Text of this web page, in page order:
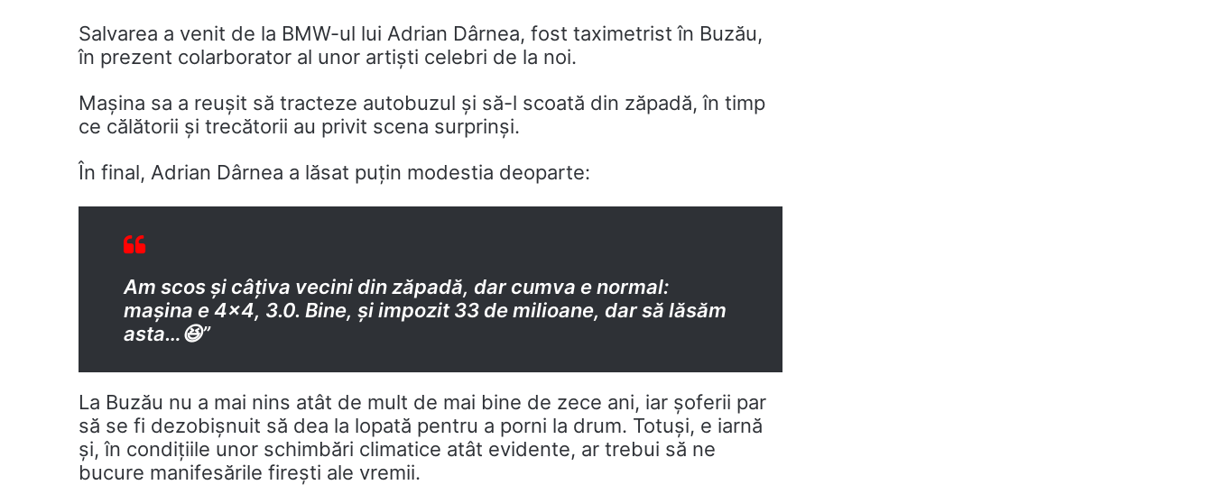
Salvarea a venit de la BMW-ul lui Adrian Dârnea, fost taximetrist în Buzău,
în prezent colarborator al unor artiști celebri de la noi.
Mașina sa a reușit să tracteze autobuzul și să-l scoată din zăpadă, în timp
ce călătorii și trecătorii au privit scena surprinși.
În final, Adrian Dârnea a lăsat puțin modestia deoparte:
Am scos și câțiva vecini din zăpadă, dar cumva e normal:
mașina e 4×4, 3.0. Bine, și impozit 33 de milioane, dar să lăsăm
asta…😆”
La Buzău nu a mai nins atât de mult de mai bine de zece ani, iar șoferii par
să se fi dezobișnuit să dea la lopată pentru a porni la drum. Totuși, e iarnă
și, în condițiile unor schimbări climatice atât evidente, ar trebui să ne
bucure manifesările firești ale vremii.